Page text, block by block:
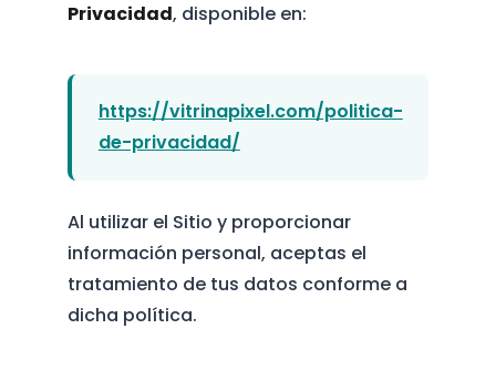
Privacidad, disponible en:
https://vitrinapixel.com/politica-
de-privacidad/
Al utilizar el Sitio y proporcionar
información personal, aceptas el
tratamiento de tus datos conforme a
dicha política.